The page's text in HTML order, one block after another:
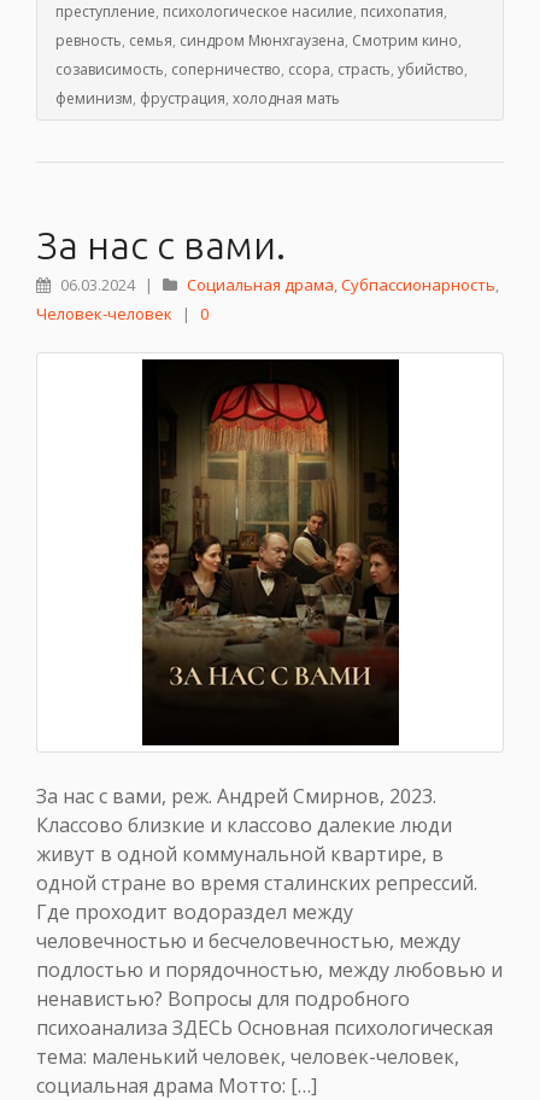
преступление, психологическое насилие, психопатия,
ревность, семья, синдром Мюнхгаузена, Смотрим кино,
созависимость, соперничество, ссора, страсть, убийство,
феминизм, фрустрация, холодная мать
За нас с вами.
06.03.2024 | Социальная драма,Субпассионарность,
Человек-человек
| 0
За нас с вами, реж. Андрей Смирнов, 2023.
Классово близкие и классово далекие люди
живут в одной коммунальной квартире, в
одной стране во время сталинских репрессий.
Где проходит водораздел между
человечностью и бесчеловечностью, между
подлостью и порядочностью, между любовью и
ненавистью? Вопросы для подробного
психоанализа ЗДЕСЬ Основная психологическая
тема: маленький человек, человек-человек,
социальная драма Мотто: […]